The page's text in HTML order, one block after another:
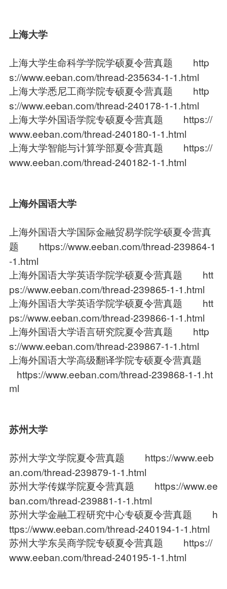
上海大学
上海大学生命科学学院学硕夏令营真题 http
s://www.eeban.com/thread-235634-1-1.html
上海大学悉尼工商学院专硕夏令营真题 http
s://www.eeban.com/thread-240178-1-1.html
上海大学外国语学院专硕夏令营真题 https://
www.eeban.com/thread-240180-1-1.html
上海大学智能与计算学部夏令营真题 https://
www.eeban.com/thread-240182-1-1.html
上海外国语大学
上海外国语大学国际金融贸易学院学硕夏令营真
题 https://www.eeban.com/thread-239864-1
-1.html
上海外国语大学英语学院学硕夏令营真题 htt
ps://www.eeban.com/thread-239865-1-1.html
上海外国语大学英语学院学硕夏令营真题 htt
ps://www.eeban.com/thread-239866-1-1.html
上海外国语大学语言研究院夏令营真题 http
s://www.eeban.com/thread-239867-1-1.html
上海外国语大学高级翻译学院专硕夏令营真题
https://www.eeban.com/thread-239868-1-1.ht
ml
苏州大学
苏州大学文学院夏令营真题 https://www.eeb
an.com/thread-239879-1-1.html
苏州大学传媒学院夏令营真题 https://www.ee
ban.com/thread-239881-1-1.html
苏州大学金融工程研究中心专硕夏令营真题 h
ttps://www.eeban.com/thread-240194-1-1.html
苏州大学东吴商学院专硕夏令营真题 https://
www.eeban.com/thread-240195-1-1.html